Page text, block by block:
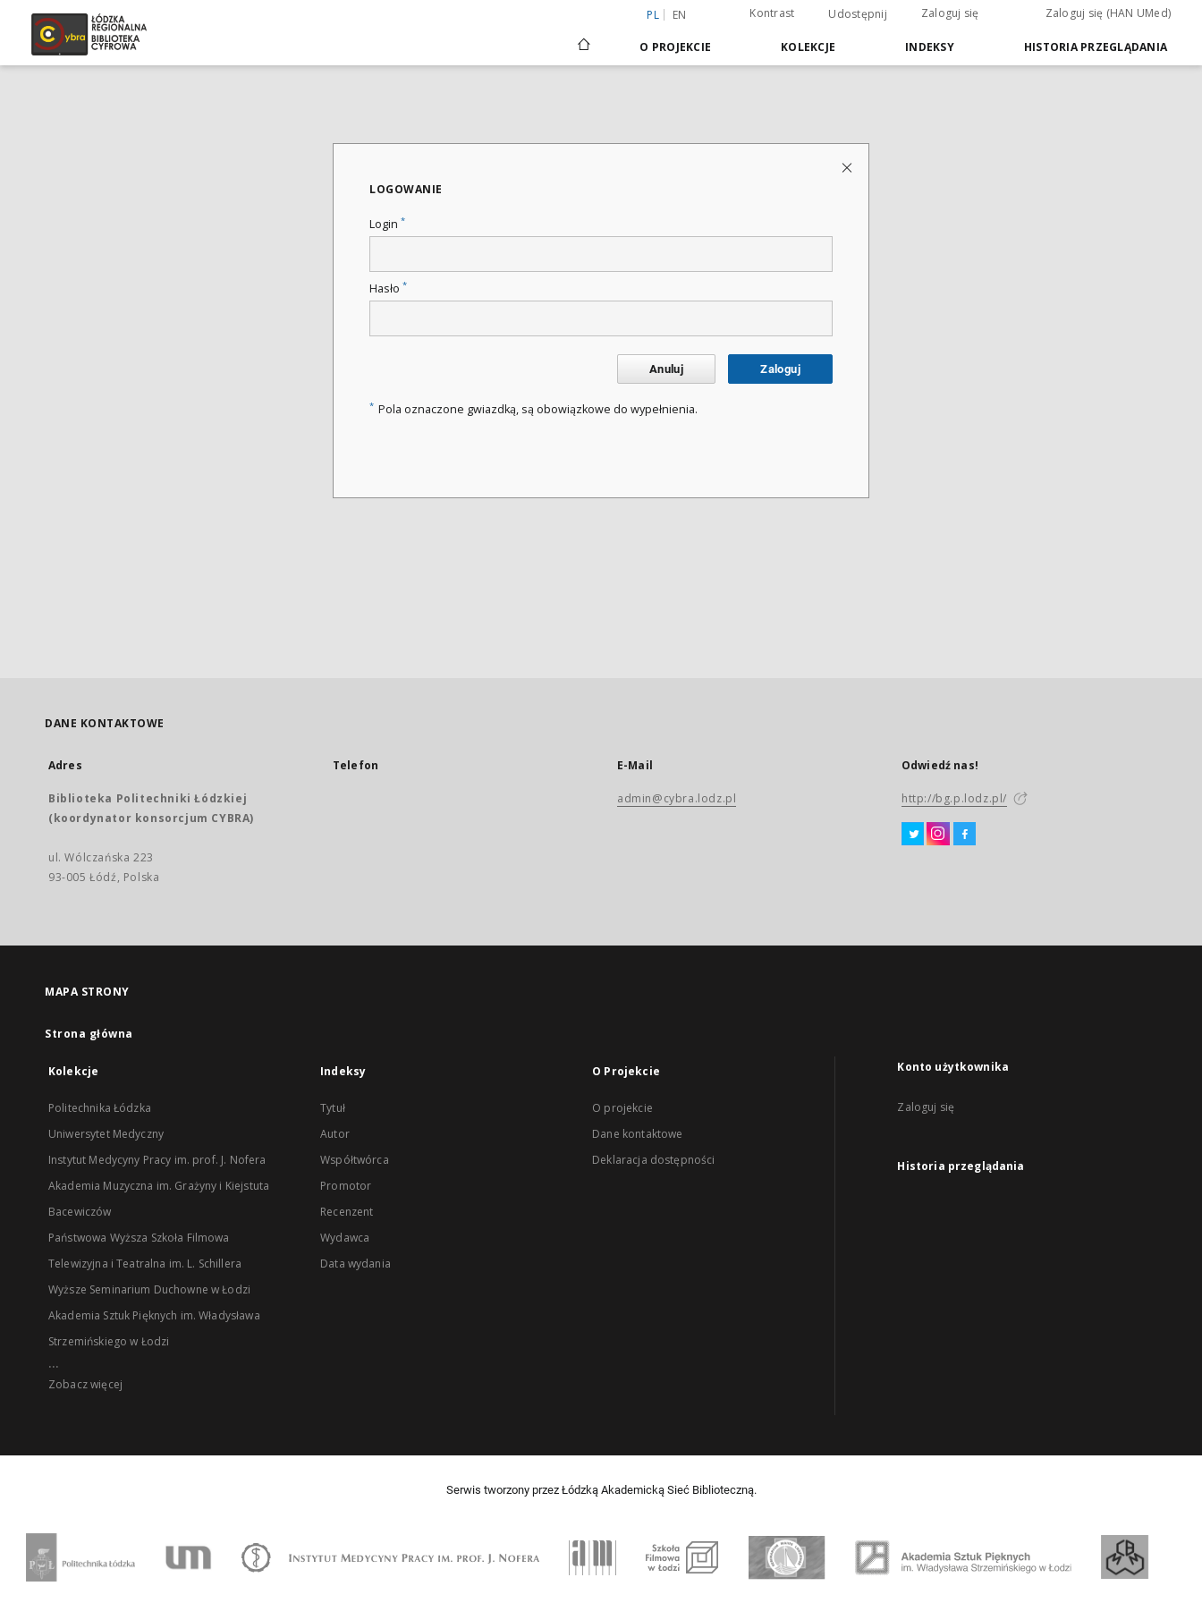
PL EN Kontrast Udostępnij Zaloguj się Zaloguj się (HAN UMed)
O PROJEKCIE KOLEKCJE INDEKSY HISTORIA PRZEGLĄDANIA
LOGOWANIE
Login *
Hasło *
Anuluj Zaloguj
* Pola oznaczone gwiazdką, są obowiązkowe do wypełnienia.
DANE KONTAKTOWE
Adres
Biblioteka Politechniki Łódzkiej
(koordynator konsorcjum CYBRA)
ul. Wólczańska 223
93-005 Łódź, Polska
Telefon E-Mail
admin@cybra.lodz.pl
Odwiedź nas!
http://bg.p.lodz.pl/
MAPA STRONY
Strona główna
Kolekcje
Politechnika Łódzka
Uniwersytet Medyczny
Instytut Medycyny Pracy im. prof. J. Nofera
Akademia Muzyczna im. Grażyny i Kiejstuta
Bacewiczów
Państwowa Wyższa Szkoła Filmowa
Telewizyjna i Teatralna im. L. Schillera
Wyższe Seminarium Duchowne w Łodzi
Akademia Sztuk Pięknych im. Władysława
Strzemińskiego w Łodzi
...
Zobacz więcej
Indeksy
Tytuł
Autor
Współtwórca
Promotor
Recenzent
Wydawca
Data wydania
O Projekcie
O projekcie
Dane kontaktowe
Deklaracja dostępności
Konto użytkownika
Zaloguj się
Historia przeglądania
Serwis tworzony przez Łódzką Akademicką Sieć Biblioteczną.